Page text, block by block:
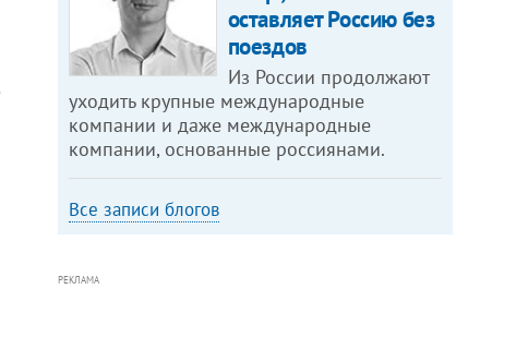
оставляет Россию без
поездов
Из России продолжают
уходить крупные международные
компании и даже международные
компании, основанные россиянами.
Все записи блогов
РЕКЛАМА